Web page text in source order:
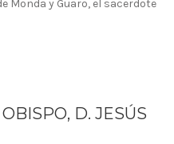
Monda y Guaro, el sacerdote
D. JESÚS